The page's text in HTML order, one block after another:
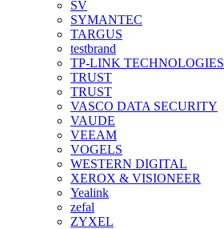
SV
SYMANTEC
TARGUS
testbrand
TP-LINK TECHNOLOGIES
TRUST
TRUST
VASCO DATA SECURITY
VAUDE
VEEAM
VOGELS
WESTERN DIGITAL
XEROX & VISIONEER
Yealink
zefal
ZYXEL